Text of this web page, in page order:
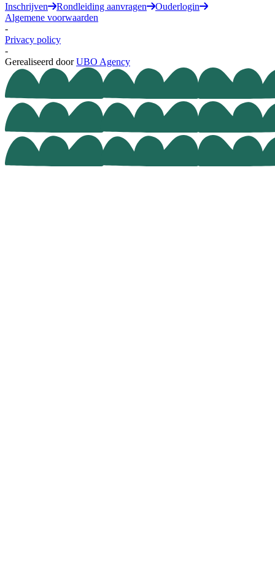
Inschrijven
Rondleiding aanvragen
Ouderlogin
Algemene voorwaarden
-
Privacy policy
-
Gerealiseerd door UBO Agency